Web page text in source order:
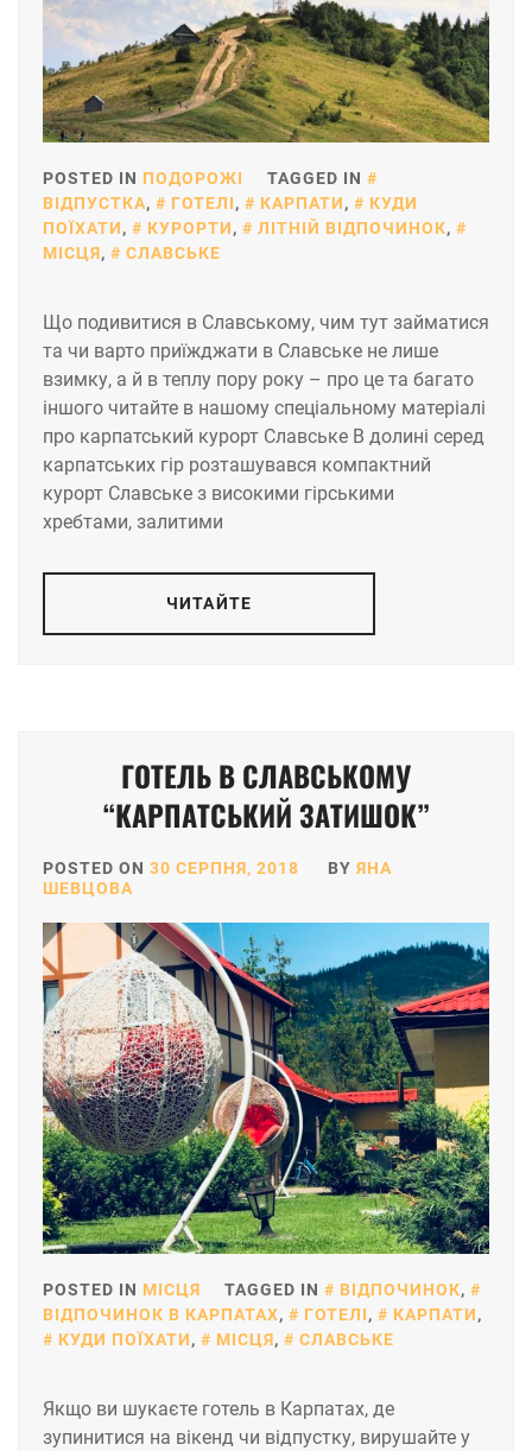
POSTED IN ПОДОРОЖІ
TAGGED IN
ВІДПУСТКА, ГОТЕЛІ, КАРПАТИ,
КУДИ
ПОЇХАТИ, КУРОРТИ, ЛІТНІЙ ВІДПОЧИНОК,
МІСЦЯ, СЛАВСЬКЕ
Що подивитися в Славському, чим тут займатися
та чи варто приїжджати в Славське не лише
взимку, а й в теплу пору року – про це та багато
іншого читайте в нашому спеціальному матеріалі
про карпатський курорт Славське В долині серед
карпатських гір розташувався компактний
курорт Славське з високими гірськими
хребтами, залитими
ЧИТАЙТЕ
ГОТЕЛЬ В СЛАВСЬКОМУ
“КАРПАТСЬКИЙ ЗАТИШОК”
POSTED ON 30 СЕРПНЯ, 2018 BY ЯНА
ШЕВЦОВА
POSTED IN МІСЦЯ TAGGED IN ВІДПОЧИНОК,
ВІДПОЧИНОК В КАРПАТАХ, ГОТЕЛІ, КАРПАТИ,
КУДИ ПОЇХАТИ, МІСЦЯ, СЛАВСЬКЕ
Якщо ви шукаєте готель в Карпатах, де
зупинитися на вікенд чи відпустку, вирушайте у